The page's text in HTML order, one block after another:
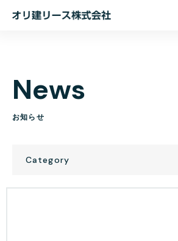
オ
ー
ス
株
News
お知らせ
Category